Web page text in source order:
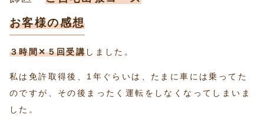
お客様の感想
３時間✕５回受講しました。
私は免許取得後、1年ぐらいは、たまに車には乗ってた
のですが、その後まったく運転をしなくなってしまいま
した。